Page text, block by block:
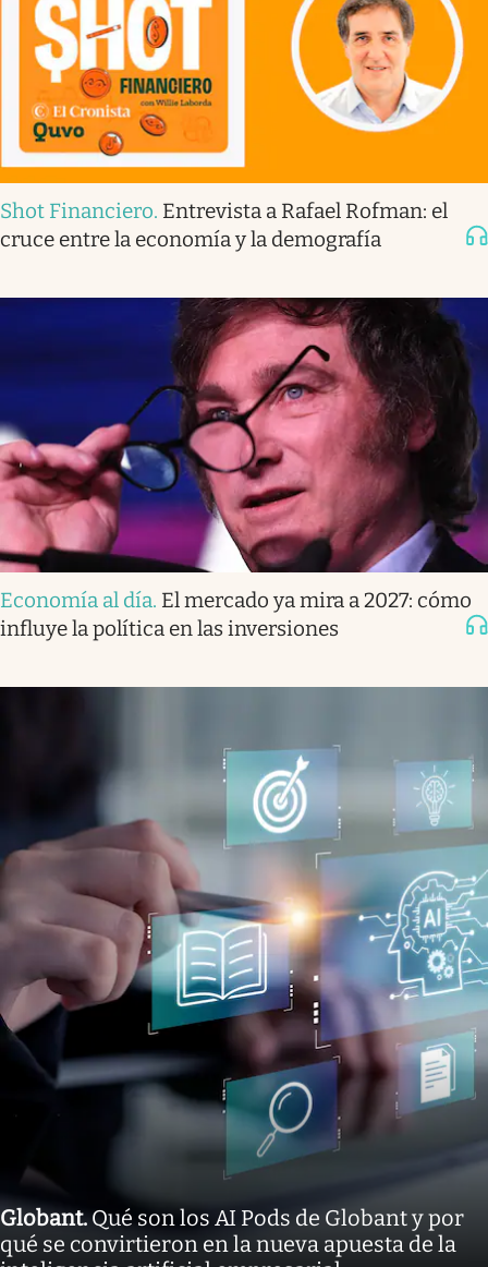
Shot Financiero. Entrevista a Rafael Rofman: el
cruce entre la economía y la demografía
Economía al día. El mercado ya mira a 2027: cómo
influye la política en las inversiones
Globant.Qué son los AI Pods de Globant y por
qué se convirtieron en la nueva apuesta de la